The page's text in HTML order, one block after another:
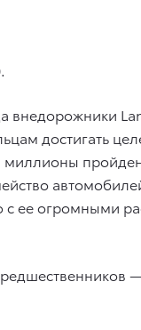
внедорожники
достигать
миллионы
ее огромными